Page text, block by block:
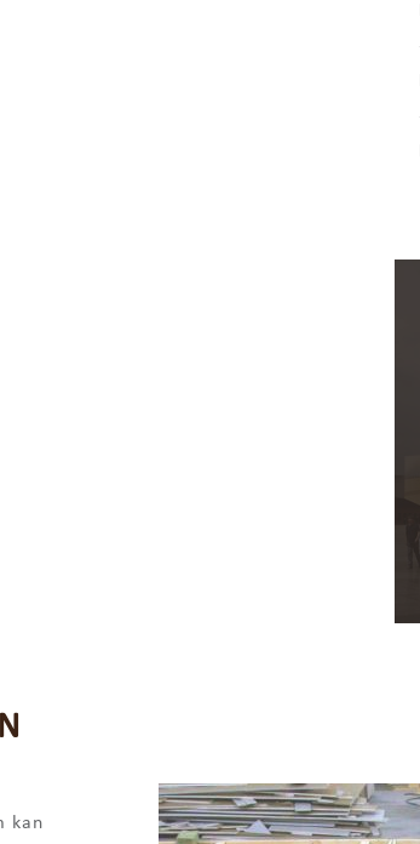
kan